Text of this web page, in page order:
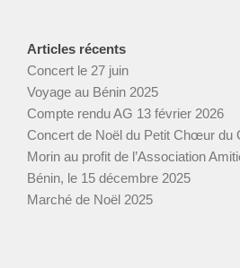
Articles récents
Concert le 27 juin
Voyage au Bénin 2025
Compte rendu AG 13 février 2026
Concert de Noël du Petit Chœur du
Morin au profit de l’Association
Bénin, le 15 décembre 2025
Marché de Noël 2025